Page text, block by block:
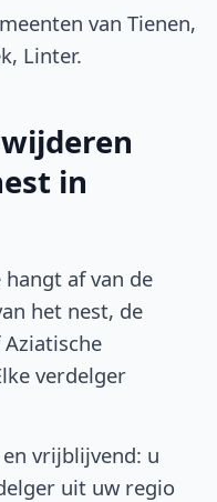
van Tienen,
Linter.
in
af van de
het nest, de
verdelger
en vrijblijvend: u
uit uw regio